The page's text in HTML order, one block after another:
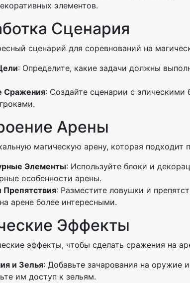
элементов.
Сценария
сценарий для соревнований на
: Определите, какие задачи должны
Сражения: Создайте сценарии с
Арены
магическую арену, которая подходит
Элементы: Используйте блоки и
особенности арены.
: Разместите ловушки и
арене более интересными.
Эффекты
эффекты, чтобы сделать сражения на
и Зелья: Добавьте зачарования на оружие
им доступ к зельям.